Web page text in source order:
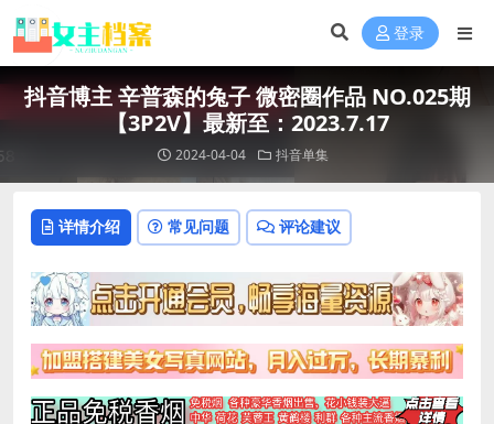
登录
抖音博主 辛普森的兔子 微密圈作品 NO.025期
【3P2V】最新至：2023.7.17
2024-04-04 抖音单集
详情介绍 常见问题 评论建议